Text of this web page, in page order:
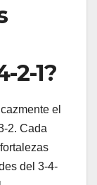
2-1?
el
2. Cada
del 3-4-